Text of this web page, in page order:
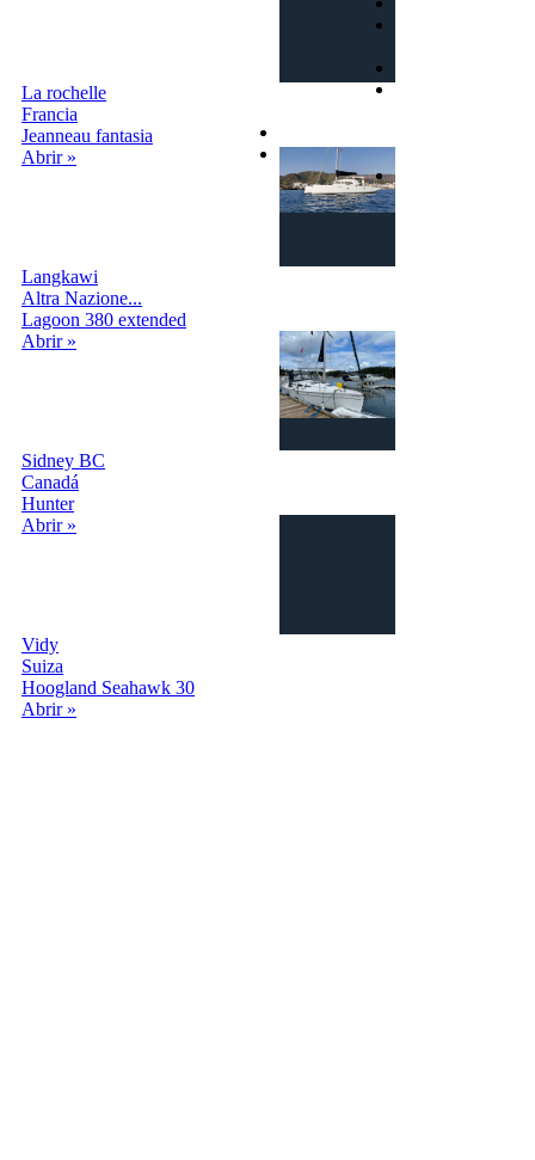
La rochelle
Francia
Jeanneau fantasia
Abrir »
Langkawi
Altra Nazione...
Lagoon 380 extended
Abrir »
Sidney BC
Canadá
Hunter
Abrir »
Vidy
Suiza
Hoogland Seahawk 30
Abrir »